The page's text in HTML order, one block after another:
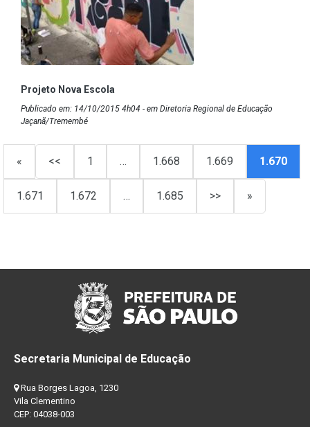
Projeto Nova Escola
Publicado em: 14/10/2015 4h04 - em Diretoria Regional de Educação
Jaçanã/Tremembé
« << 1 … 1.668 1.669 1.670
1.671 1.672 … 1.685 >> »
Secretaria Municipal de Educação
Rua Borges Lagoa, 1230
Vila Clementino
CEP: 04038-003